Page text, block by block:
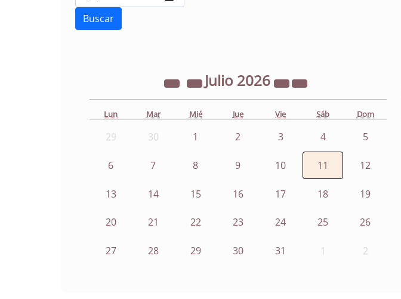
Julio 2026
Lun Mar Mié Jue Vie Sáb Dom
29 30 1 2 3 4 5
6 7 8 9 10 11 12
13 14 15 16 17 18 19
20 21 22 23 24 25 26
27 28 29 30 31 1 2